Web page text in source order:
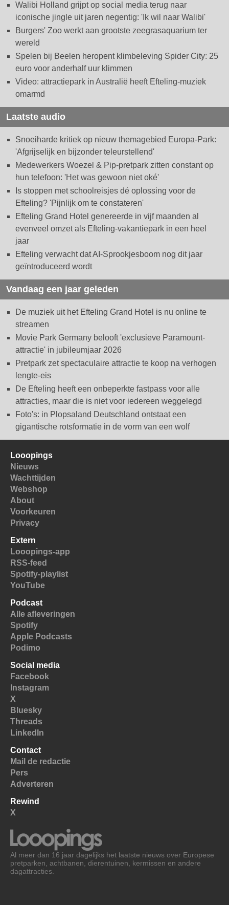
Walibi Holland grijpt op social media terug naar
iconische jingle uit jaren negentig: 'Ik wil naar Walibi'
Burgers' Zoo werkt aan grootste zeegrasaquarium ter
wereld
Spelen bij Beelen heropent klimbeleving Spider City: 25
euro voor anderhalf uur klimmen
Video: attractiepark in Australië heeft Efteling-muziek
omarmd
Laatste audio
Snoeiharde kritiek op nieuw themagebied Europa-Park:
'Afgrijselijk en bijzonder teleurstellend'
Medewerkers Woezel & Pip-pretpark zitten constant op
hun telefoon: 'Het was gewoon niet oké'
Is stoppen met schoolreisjes dé oplossing voor de
Efteling? 'Pijnlijk om te constateren'
Efteling Grand Hotel genereerde in vijf maanden al
evenveel omzet als Efteling-vakantiepark in een heel
jaar
Efteling verwacht dat AI-Sprookjesboom nog dit jaar
geïntroduceerd wordt
Vandaag een jaar geleden
De muziek uit het Efteling Grand Hotel is nu online te
streamen
Movie Park Germany belooft 'exclusieve Paramount-
attractie' in jubileumjaar 2026
Pretpark zet spectaculaire attractie te koop na verhogen
lengte-eis
De Efteling heeft een onbeperkte fastpass voor alle
attracties, maar die is niet voor iedereen weggelegd
Foto's: in Plopsaland Deutschland ontstaat een
gigantische rotsformatie in de vorm van een wolf
Looopings
Nieuws
Wachttijden
Webshop
About
Voorkeuren
Privacy
Extern
Looopings-app
RSS-feed
Spotify-playlist
YouTube
Podcast
Alle afleveringen
Spotify
Apple Podcasts
Podimo
Social media
Facebook
Instagram
X
Bluesky
Threads
LinkedIn
Contact
Mail de redactie
Pers
Adverteren
Rewind
X
Al meer dan 16 jaar dagelijks het laatste nieuws over Europese
pretparken, achtbanen, dierentuinen, kermissen en andere
dagattracties.